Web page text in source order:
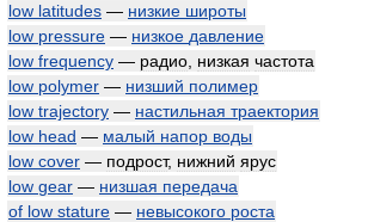
low latitudes — низкие широты
low pressure — низкое давление
low frequency — радио низкая частота
low polymer — низший полимер
low trajectory — настильная траектория
low head — малый напор воды
low cover — подрост, нижний ярус
low gear — низшая передача
of low stature — невысокого роста